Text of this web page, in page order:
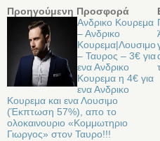
Προηγούμενη Προσφορά
Ανδρικο Κουρεμα
– Ανδρικο
Κουρεμα|Λουσιμο
– Ταυρος – 3€ για
ενα Ανδρικο
Κουρεμα η 4€ για
ενα Ανδρικο
Κουρεμα και ενα Λουσιμο
(Έκπτωση 57%), απο το
ολοκαινουριο «Κομμωτηριο
Γιωργος» στον Ταυρο!!!